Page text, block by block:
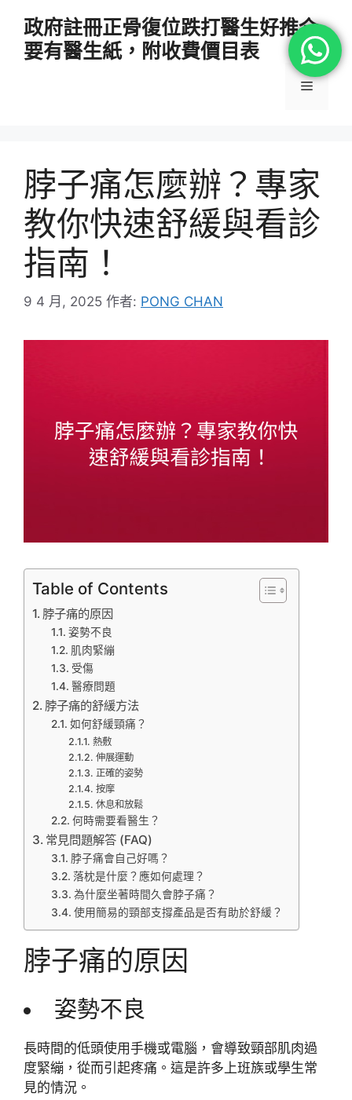
政府註冊正骨復位跌打醫生好推介
要有醫生紙，附收費價目表
選
脖子痛怎麼辦？專家
教你快速舒緩與看診
指南！
9 4 月, 2025 作者: PONG CHAN
Table of Contents
脖子痛的原因
姿勢不良
肌肉緊繃
受傷
醫療問題
脖子痛的舒緩方法
如何舒緩頸痛？
熱敷
伸展運動
正確的姿勢
按摩
休息和放鬆
何時需要看醫生？
常見問題解答 (FAQ)
脖子痛會自己好嗎？
落枕是什麼？應如何處理？
為什麼坐著時間久會脖子痛？
使用簡易的頸部支撐產品是否有助於舒緩？
脖子痛的原因
姿勢不良
長時間的低頭使用手機或電腦，會導致頸部肌肉過
度緊繃，從而引起疼痛。這是許多上班族或學生常
見的情況。